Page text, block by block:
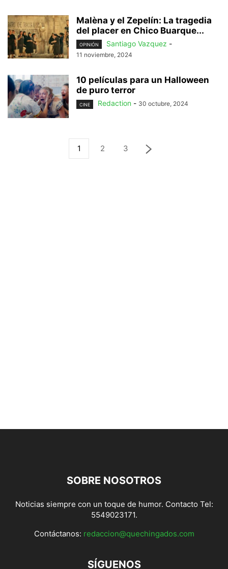
Malèna y el Zepelín: La tragedia
del placer en Chico Buarque...
OPINIÓN Santiago Vazquez -
11 noviembre, 2024
10 películas para un Halloween
de puro terror
CINE Redaction - 30 octubre, 2024
1 2 3
SOBRE NOSOTROS
Noticias siempre con un toque de humor. Contacto Tel:
5549023171.
Contáctanos: redaccion@quechingados.com
SÍGUENOS